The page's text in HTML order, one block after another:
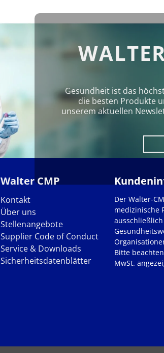
Gesundheit ist das
die besten Produkte
unserem aktuellen
Walter CMP
Kontakt
Über uns
Stellenangebote
Supplier Code of Conduct
Service & Downloads
Sicherheitsdatenblätter
Der Walter-
medizinische
Bitte
MwSt.